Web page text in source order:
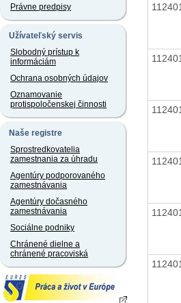
Právne predpisy
Užívateľský servis
Slobodný prístup k
informáciám
Ochrana osobných údajov
Oznamovanie
protispoločenskej činnosti
Naše registre
Sprostredkovatelia
zamestnania za úhradu
Agentúry podporovaného
zamestnávania
Agentúry dočasného
zamestnávania
Sociálne podniky
Chránené dielne a
chránené pracoviská